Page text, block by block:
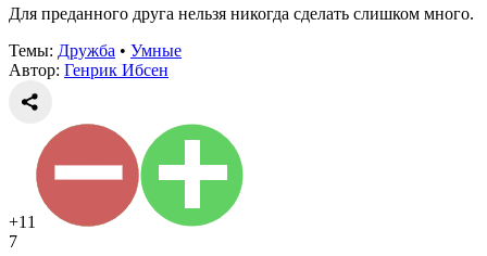
Для преданного друга нельзя никогда сделать слишком много.
Темы: Дружба • Умные
Автор: Генрик Ибсен
+11
7